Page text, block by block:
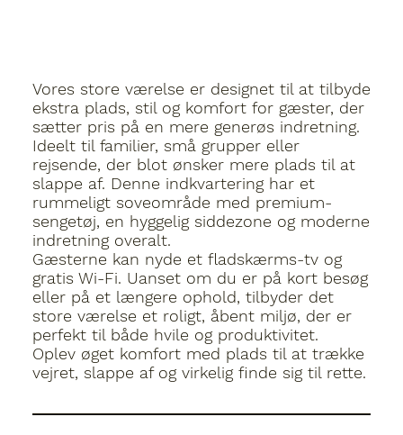
Vores store værelse er designet til at tilbyde
ekstra plads, stil og komfort for gæster, der
sætter pris på en mere generøs indretning.
Ideelt til familier, små grupper eller
rejsende, der blot ønsker mere plads til at
slappe af. Denne indkvartering har et
rummeligt soveområde med premium-
sengetøj, en hyggelig siddezone og moderne
indretning overalt.
Gæsterne kan nyde et fladskærms-tv og
gratis Wi-Fi. Uanset om du er på kort besøg
eller på et længere ophold, tilbyder det
store værelse et roligt, åbent miljø, der er
perfekt til både hvile og produktivitet.
Oplev øget komfort med plads til at trække
vejret, slappe af og virkelig finde sig til rette.